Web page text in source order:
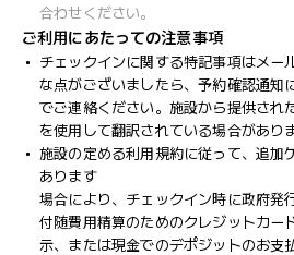
合わせください。
ご利用にあたっての注意事項
チェックインに関する特記事項はメー
な点がございましたら、予約確認通知
でご連絡ください。施設から提供され
を使用して翻訳されている場合があり
施設の定める利用規約に従って、追加
あります
場合により、チェックイン時に政府発
付随費用精算のためのクレジットカー
示、または現金でのデポジットのお支